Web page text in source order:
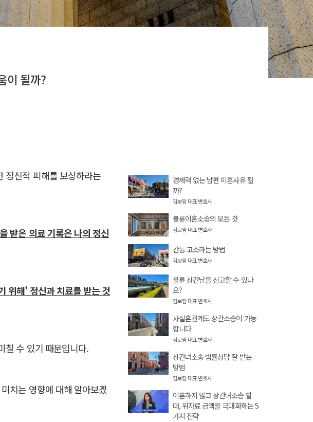
이 될까?
정신적 피해를 보상하라는
받은 의료 기록은 나의 정신
위해’ 정신과 치료를 받는 것
칠 수 있기 때문입니다.
치는 영향에 대해 알아보겠
경제력 없는 남편 이혼사유 될
까?
김보람 대표 변호사
불륜이혼소송의 모든 것
김보람 대표 변호사
간통 고소하는 방법
김보람 대표 변호사
불륜 상간남을 신고할 수 있나
요?
김보람 대표 변호사
사실혼관계도 상간소송이 가능
합니다
김보람 대표 변호사
상간녀소송 법률상담 잘 받는
방법
김보람 대표 변호사
이혼하지 않고 상간녀소송 할
때, 위자료 금액을 극대화하는 5
가지 전략